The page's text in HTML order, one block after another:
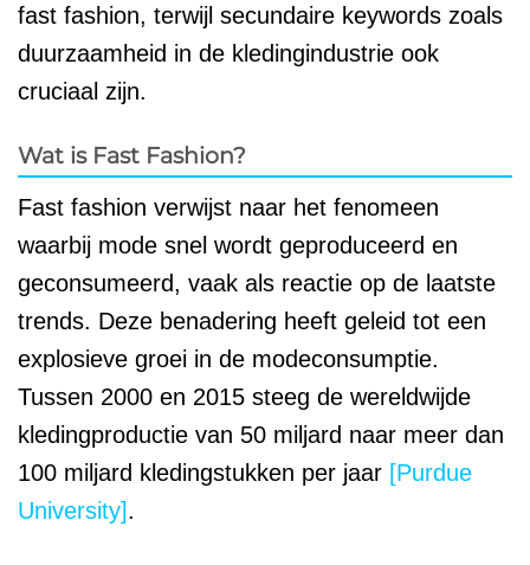
fast fashion, terwijl secundaire keywords zoals
duurzaamheid in de kledingindustrie ook
cruciaal zijn.
Wat is Fast Fashion?
Fast fashion verwijst naar het fenomeen
waarbij mode snel wordt geproduceerd en
geconsumeerd, vaak als reactie op de laatste
trends. Deze benadering heeft geleid tot een
explosieve groei in de modeconsumptie.
Tussen 2000 en 2015 steeg de wereldwijde
kledingproductie van 50 miljard naar meer dan
100 miljard kledingstukken per jaar [Purdue
University].